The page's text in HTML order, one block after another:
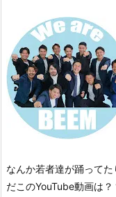
なんか若者達が踊ってた
だこのYouTube動画は？